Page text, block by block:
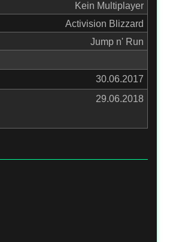
Kein Multiplayer
Activision Blizzard
Jump n' Run
30.06.2017
29.06.2018